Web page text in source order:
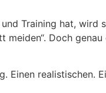
Training hat,
meiden“. Doch
Einen realistischen.